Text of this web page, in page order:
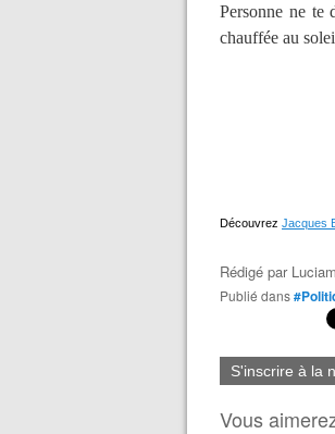
Personne ne te
chauffée au
Découvrez Jacques
Rédigé par
Publié dans
S'inscrire à la
Vous